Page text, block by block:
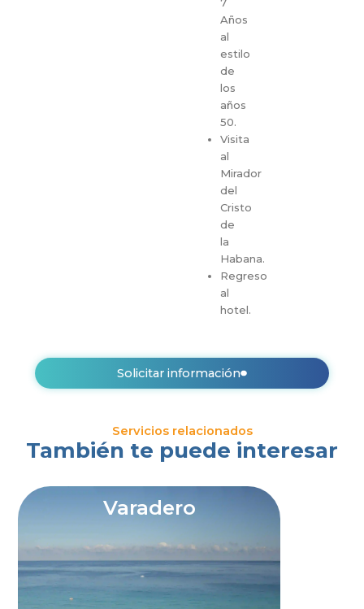
Años
al
estilo
de
los
años
50.
Visita
al
Mirador
del
Cristo
de
la
Habana.
Regreso
al
hotel.
Solicitar información
Servicios relacionados
También te puede interesar
Varadero